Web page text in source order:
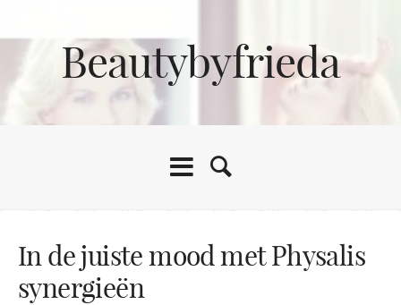
Beautybyfrieda
In de juiste mood met Physalis
synergieën